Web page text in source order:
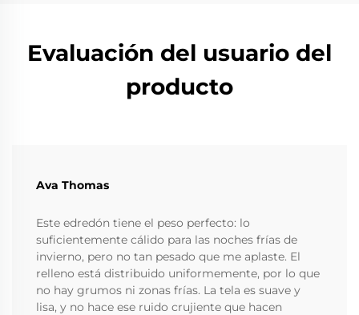
Evaluación del usuario del
producto
Ava Thomas
Este edredón tiene el peso perfecto: lo
suficientemente cálido para las noches frías de
invierno, pero no tan pesado que me aplaste. El
relleno está distribuido uniformemente, por lo que
no hay grumos ni zonas frías. La tela es suave y
lisa, y no hace ese ruido crujiente que hacen